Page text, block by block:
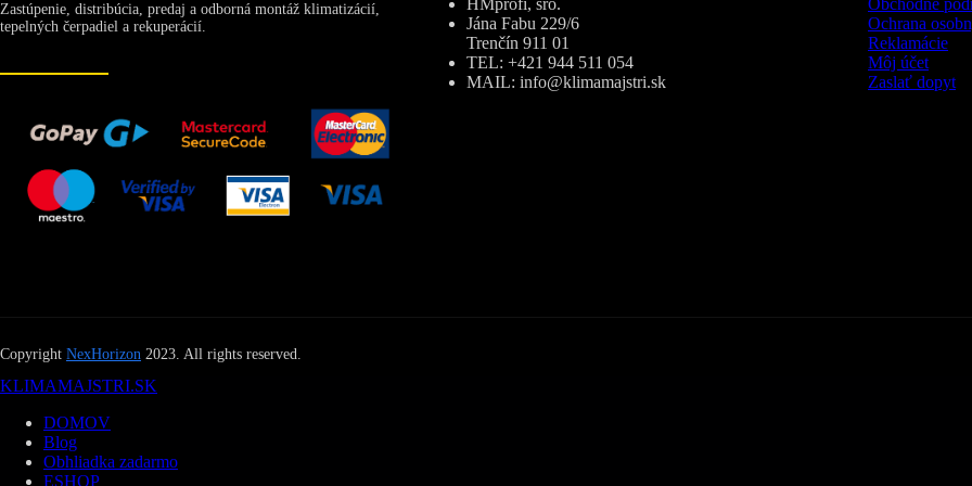
Zastúpenie, distribúcia, predaj a odborná montáž klimatizácií,
tepelných čerpadiel a rekuperácií.
Jána Fabu 229/6
Trenčín 911 01
TEL: +421 944 511 054
MAIL: info@klimamajstri.sk
Ochrana
Reklamácie
Môj účet
Zaslať dopyt
Copyright NexHorizon 2023. All rights reserved.
KLIMAMAJSTRI.SK
DOMOV
Blog
Obhliadka zadarmo
ESHOP